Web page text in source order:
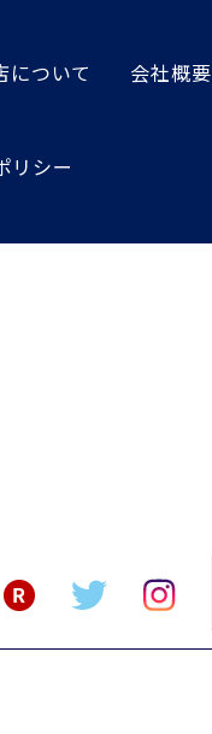
について 会社概要
リシー